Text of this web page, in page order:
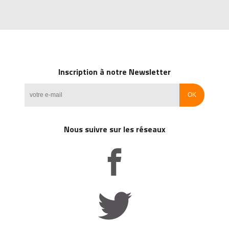
Inscription à notre Newsletter
Nous suivre sur les réseaux